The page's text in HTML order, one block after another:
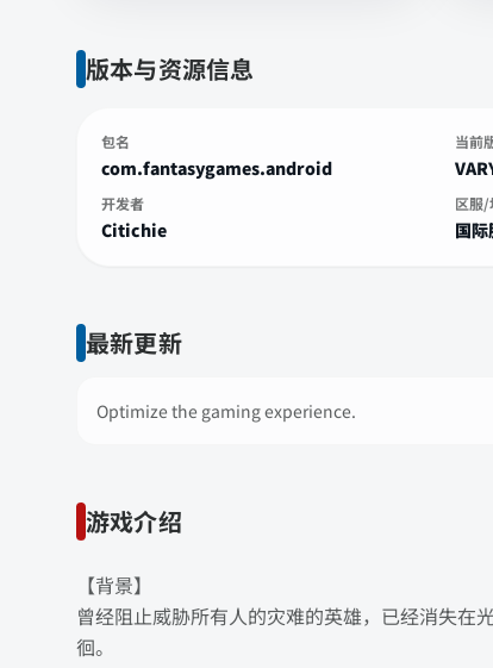
版本与资源信息
包名
com.fantasygames.android
当前
开发者
Citichie
区服/
国际
最新更新
Optimize the gaming experience.
游戏介绍
【背景】
曾经阻止威胁所有人的灾难的英雄，已经消失在
徊。